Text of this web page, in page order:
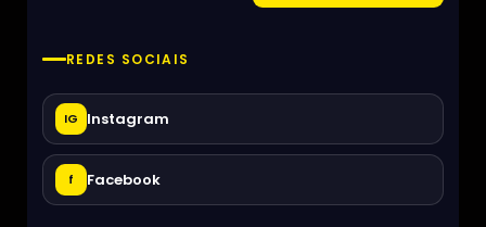
REDES SOCIAIS
IG Instagram
f Facebook